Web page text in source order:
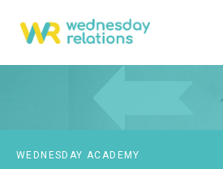
WEDNESDAY ACADEMY